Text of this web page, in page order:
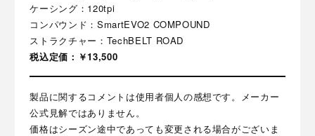
ケーシング：120tpi
コンパウンド：SmartEVO2 COMPOUND
ストラクチャー：TechBELT ROAD
税込定価：￥13,500
製品に関するコメントは使用者個人の感想です。メーカー
公式見解ではありません。
価格はシーズン途中であっても変更される場合がございま